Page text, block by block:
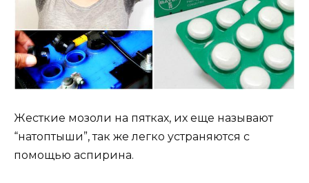
Жесткие мозоли на пятках, их еще называют
“натоптыши”, так же легко устраняются с
помощью аспирина.